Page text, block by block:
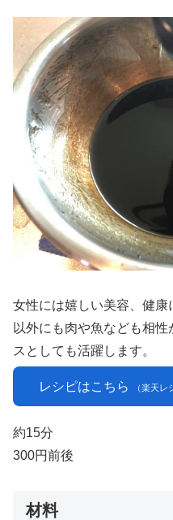
女性には嬉しい美容、健
以外にも肉や魚なども相
スとしても活躍します。
レシピはこちら （楽天レ
約15分
300円前後
材料